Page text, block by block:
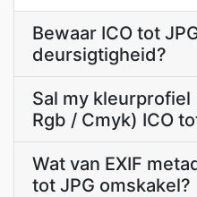
Bewaar ICO tot
deursigtigheid?
Sal my
Rgb / Cmyk) ICO
Wat van EXIF
tot JPG omskakel?